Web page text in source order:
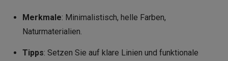
Merkmale: Minimalistisch, helle Farben,
Naturmaterialien.
Tipps: Setzen Sie auf klare Linien und funktionale